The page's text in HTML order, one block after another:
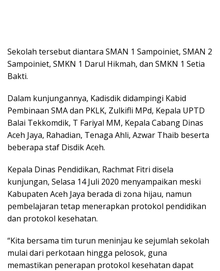
Sekolah tersebut diantara SMAN 1 Sampoiniet, SMAN 2
Sampoiniet, SMKN 1 Darul Hikmah, dan SMKN 1 Setia
Bakti.
Dalam kunjungannya, Kadisdik didampingi Kabid
Pembinaan SMA dan PKLK, Zulkifli MPd, Kepala UPTD
Balai Tekkomdik, T Fariyal MM, Kepala Cabang Dinas
Aceh Jaya, Rahadian, Tenaga Ahli, Azwar Thaib beserta
beberapa staf Disdik Aceh.
Kepala Dinas Pendidikan, Rachmat Fitri disela
kunjungan, Selasa 14 Juli 2020 menyampaikan meski
Kabupaten Aceh Jaya berada di zona hijau, namun
pembelajaran tetap menerapkan protokol pendidikan
dan protokol kesehatan.
“Kita bersama tim turun meninjau ke sejumlah sekolah
mulai dari perkotaan hingga pelosok, guna
memastikan penerapan protokol kesehatan dapat